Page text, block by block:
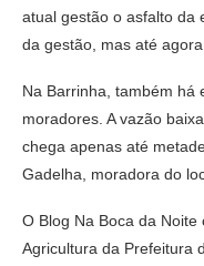
atual gestão o asfalto da
da gestão, mas até
Na Barrinha, também há
moradores. A vazão
chega apenas até
Gadelha, moradora do
O Blog Na Boca da
Agricultura da Prefeitura